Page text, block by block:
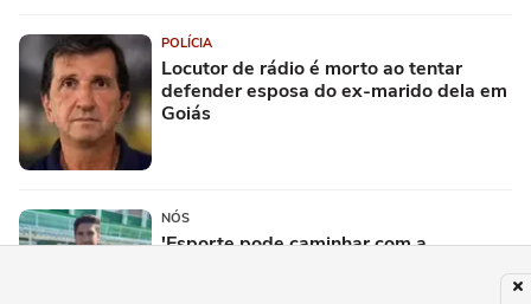
POLÍCIA
Locutor de rádio é morto ao tentar
defender esposa do ex-marido dela em
Goiás
NÓS
'Esporte pode caminhar com a